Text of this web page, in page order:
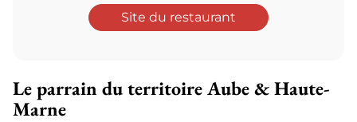
Site du restaurant
Le parrain du territoire Aube & Haute-
Marne